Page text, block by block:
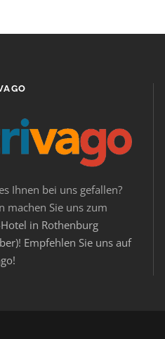
Ihnen bei uns gefallen?
machen Sie uns zum
Hotel in Rothenburg
! Empfehlen Sie uns auf